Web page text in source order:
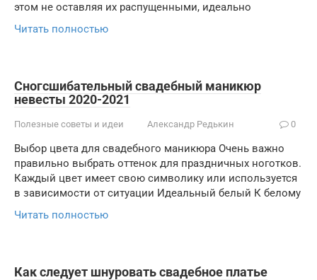
этом не оставляя их распущенными, идеально
Читать полностью
Сногсшибательный свадебный маникюр
невесты 2020-2021
Полезные советы и идеи Александр Редькин 0
Выбор цвета для свадебного маникюра Очень важно
правильно выбрать оттенок для праздничных ноготков.
Каждый цвет имеет свою символику или используется
в зависимости от ситуации Идеальный белый К белому
Читать полностью
Как следует шнуровать свадебное платье